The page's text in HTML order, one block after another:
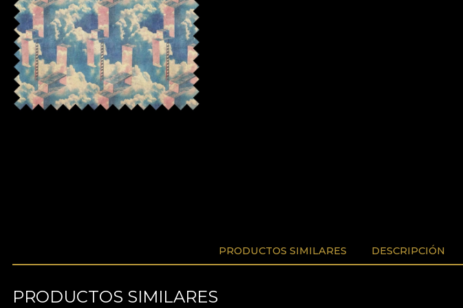
PRODUCTOS SIMILARES DESCRIPCIÓN
PRODUCTOS SIMILARES